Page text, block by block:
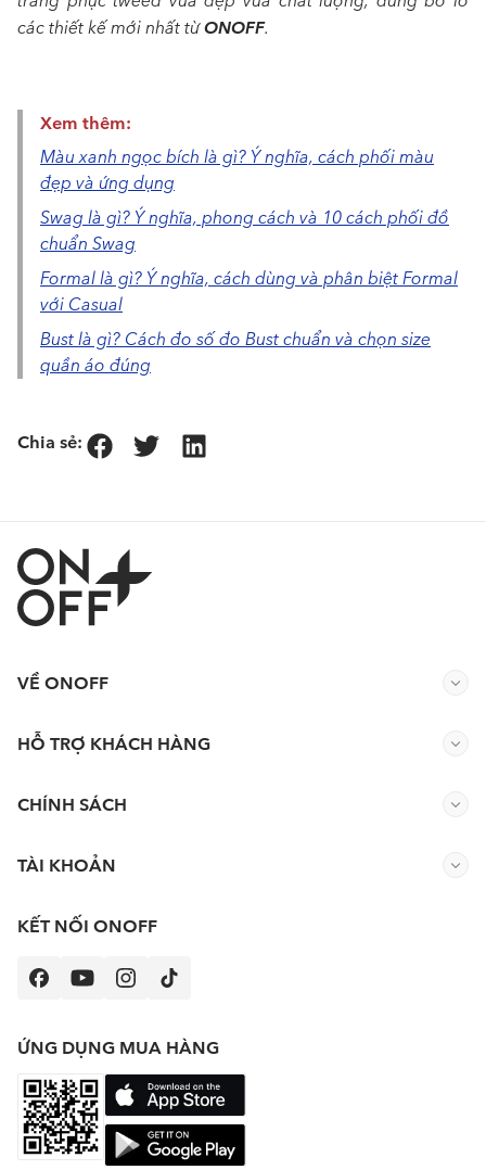
các thiết kế mới nhất từONOFF.
Xem thêm:
Màu xanh ngọc bích là gì? Ý nghĩa, cách phối màu
đẹp và ứng dụng
Swag là gì? Ý nghĩa, phong cách và 10 cách phối đồ
chuẩn Swag
Formal là gì? Ý nghĩa, cách dùng và phân biệt Formal
với Casual
Bust là gì? Cách đo số đo Bust chuẩn và chọn size
quần áo đúng
Chia sẻ:
HỖ TRỢ KHÁCH HÀNG
TÀI KHOẢN
CHÍNH SÁCH
VỀ ONOFF
KẾT NỐI ONOFF
ỨNG DỤNG MUA HÀNG